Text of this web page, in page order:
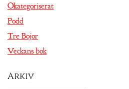
Okategoriserat
Podd
Tre Bojor
Veckans bok
Arkiv